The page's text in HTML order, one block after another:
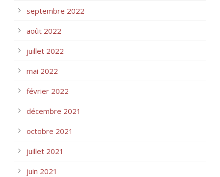
septembre 2022
août 2022
juillet 2022
mai 2022
février 2022
décembre 2021
octobre 2021
juillet 2021
juin 2021